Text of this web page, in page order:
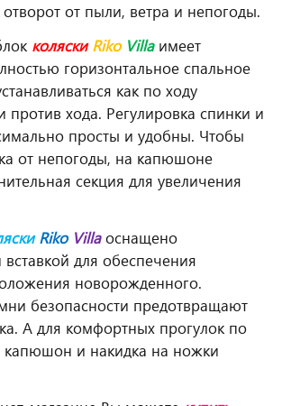
от пыли, ветра и непогоды.
коляскиRiko Villa имеет
горизонтальное спальное
как по ходу
против хода. Регулировка спинки и
просты и удобны. Чтобы
от непогоды, на капюшоне
секция для увеличения
Riko Villaоснащено
для обеспечения
новорожденного.
безопасности предотвращают
А для комфортных прогулок по
капюшон и накидка на ножки